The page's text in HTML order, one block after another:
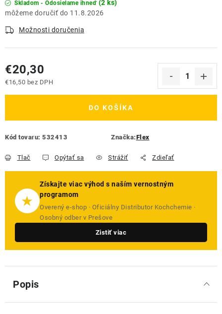
Skladom - Odosielame ihneď (2 ks)
11.8.2026
Možnosti doručenia
€20,30
€16,50 bez DPH
DO KOŠÍKA
Kód tovaru: 532413 Značka:Flex
Tlač Opýtať sa Strážiť Zdieľať
★
Získajte viac výhod s naším vernostným
programom
Overený e-shop · Oficiálny Distributor Kochchemie ·
Osobný odber v Prešove
Zistiť viac
Popis